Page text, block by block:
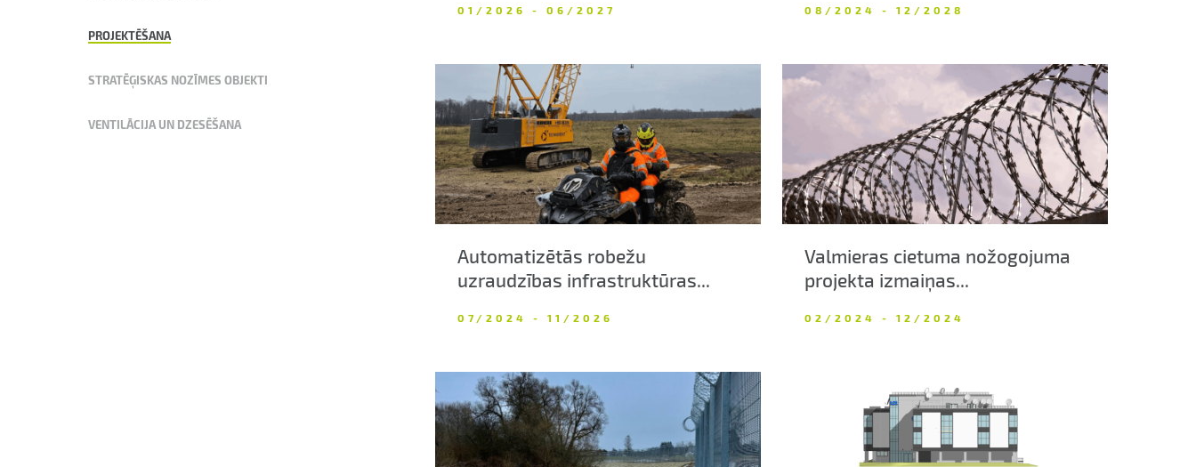
PROJEKTĒŠANA
STRATĒĢISKAS NOZĪMES OBJEKTI
VENTILĀCIJA UN DZESĒŠANA
01/2026 - 06/2027 08/2024 - 12/2028
Automatizētās robežu
uzraudzības infrastruktūras...
07/2024 - 11/2026
Valmieras cietuma nožogojuma
projekta izmaiņas...
02/2024 - 12/2024